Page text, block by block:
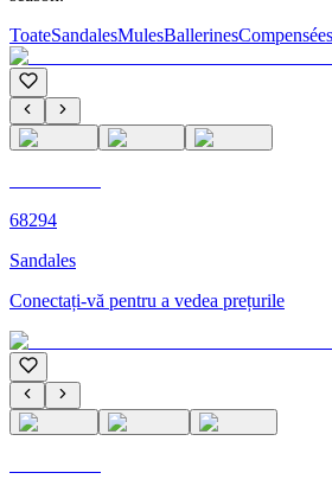
ToateSandalesMulesBallerinesCompensées
68294
Sandales
Conectați-vă pentru a vedea prețurile